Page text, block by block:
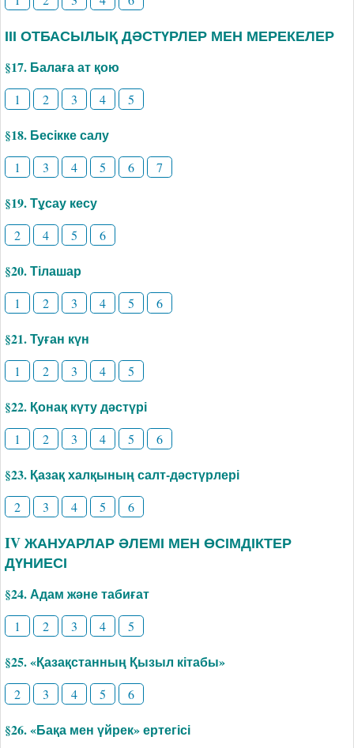
ІІІ ОТБАСЫЛЫҚ ДӘСТҮРЛЕР МЕН МЕРЕКЕЛЕР
§17. Балаға ат қою
1 2 3 4 5
§18. Бесікке салу
1 3 4 5 6 7
§19. Тұсау кесу
2 4 5 6
§20. Тілашар
1 2 3 4 5 6
§21. Туған күн
1 2 3 4 5
§22. Қонақ күту дәстүрі
1 2 3 4 5 6
§23. Қазақ халқының салт-дәстүрлері
2 3 4 5 6
IV ЖАНУАРЛАР ӘЛЕМІ МЕН ӨСІМДІКТЕР
ДҮНИЕСІ
§24. Адам және табиғат
1 2 3 4 5
§25. «Қазақстанның Қызыл кітабы»
2 3 4 5 6
§26. «Бақа мен үйрек» ертегісі